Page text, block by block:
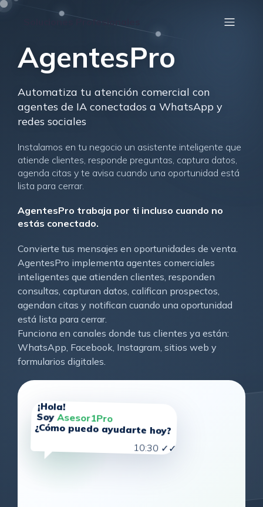
Saltar
Soluciones Profesionales
AgentesPro
Automatiza tu atención comercial con
agentes de IA conectados a WhatsApp y
redes sociales
Instalamos en tu negocio un asistente inteligente que
atiende clientes, responde preguntas, captura datos,
agenda citas y te avisa cuando una oportunidad está
lista para cerrar.
AgentesPro trabaja por ti incluso cuando no
estás conectado.
Convierte tus mensajes en oportunidades de venta.
AgentesPro implementa agentes comerciales
inteligentes que atienden clientes, responden
consultas, capturan datos, califican prospectos,
agendan citas y notifican cuando una oportunidad
está lista para cerrar.
Funciona en canales donde tus clientes ya están:
WhatsApp, Facebook, Instagram, sitios web y
formularios digitales.
¡Hola!
SoyAsesor1Pro
¿Cómo puedo ayudarte hoy?
10:30 ✓✓